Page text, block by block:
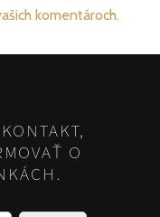
komentároch.
O